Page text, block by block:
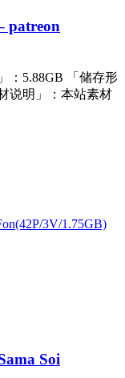
patreon
：5.88GB 「储存形
说明」：本站素材
Soi